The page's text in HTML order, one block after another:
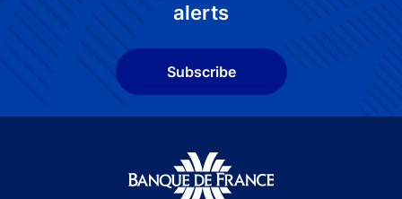
alerts
Subscribe